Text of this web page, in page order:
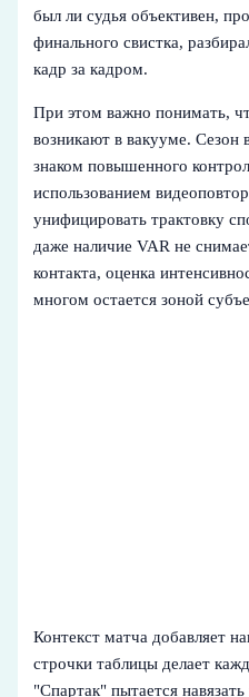
был ли судья объективен,
финального свистка,
кадр за кадром.
При этом важно понимать,
возникают в вакууме.
знаком повышенного
использованием
унифицировать трактовку
даже наличие VAR не
контакта, оценка
многом остается зоной
Контекст матча добавляет
строчки таблицы делает
"Спартак" пытается